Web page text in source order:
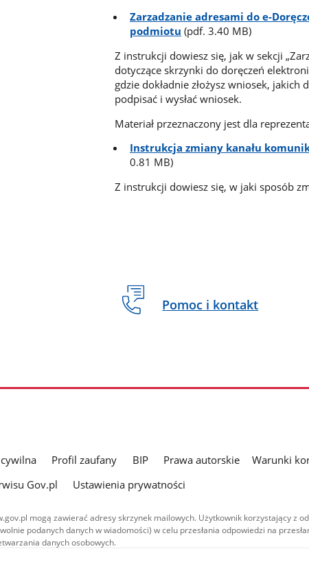
Zarzadzanie adresami do e-
podmiotu (pdf. 3.40 MB)
Z instrukcji dowiesz się, jak w sekcji
dotyczące skrzynki do doręczeń
gdzie dokładnie złożysz wniosek,
podpisać i wysłać wniosek.
Materiał przeznaczony jest dla
Instrukcja zmiany kanału
0.81 MB)
Z instrukcji dowiesz się, w jaki sposób
Pomoc i kontakt
cywilna Profil zaufany BIP Prawa autorskie Warunki
Gov.pl
Ustawienia prywatności
mogą zawierać adresy skrzynek mailowych. Użytkownik korzystający z
podanych danych w wiadomości) w celu przesłania odpowiedzi na
danych osobowych.
w serwisie (z wyłączeniem treści audiowizualnych), są